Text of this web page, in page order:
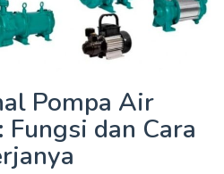
Pompa Air
dan Cara